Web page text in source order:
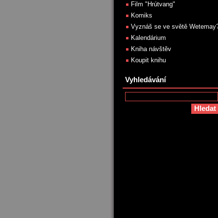
Film "Hrútvang"
Komiks
Vyznáš se ve světě
Kalendárium
Kniha návštěv
Koupit knihu
Vyhledávání